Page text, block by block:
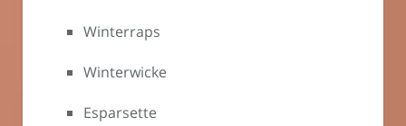
Winterraps
Winterwicke
Esparsette